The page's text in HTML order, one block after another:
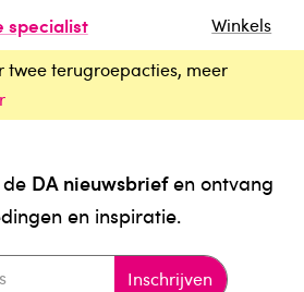
specialist
Winkels
twee terugroepacties, meer
DA nieuwsbriefen ontvang
en inspiratie.
Inschrijven